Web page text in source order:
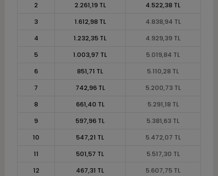
2
2.261,19 TL
4.522,38 TL
3
1.612,98 TL
4.838,94 TL
4
1.232,35 TL
4.929,39 TL
5
1.003,97 TL
5.019,84 TL
6
851,71 TL
5.110,28 TL
7
742,96 TL
5.200,73 TL
8
661,40 TL
5.291,18 TL
9
597,96 TL
5.381,63 TL
10
547,21 TL
5.472,07 TL
11
501,57 TL
5.517,30 TL
12
467,31 TL 5.607,75 TL